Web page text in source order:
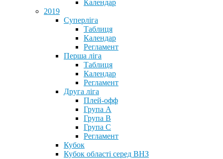
Календар
2019
Суперліга
Таблиця
Календар
Регламент
Перша ліга
Таблиця
Календар
Регламент
Друга ліга
Плей-офф
Група А
Група В
Група С
Регламент
Кубок
Кубок області серед ВНЗ